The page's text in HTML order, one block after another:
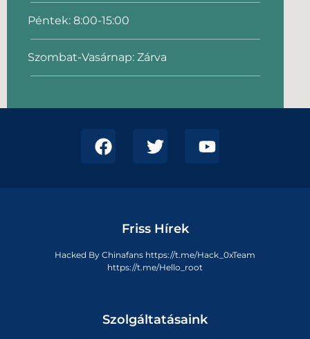
Péntek: 8:00-15:00
Szombat-Vasárnap: Zárva
Friss Hírek
Hacked By Chinafans https://t.me/Hack_0xTeam
https://t.me/Hello_root
Szolgáltatásaink